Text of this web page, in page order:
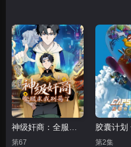
第67
胶囊计划
第2集